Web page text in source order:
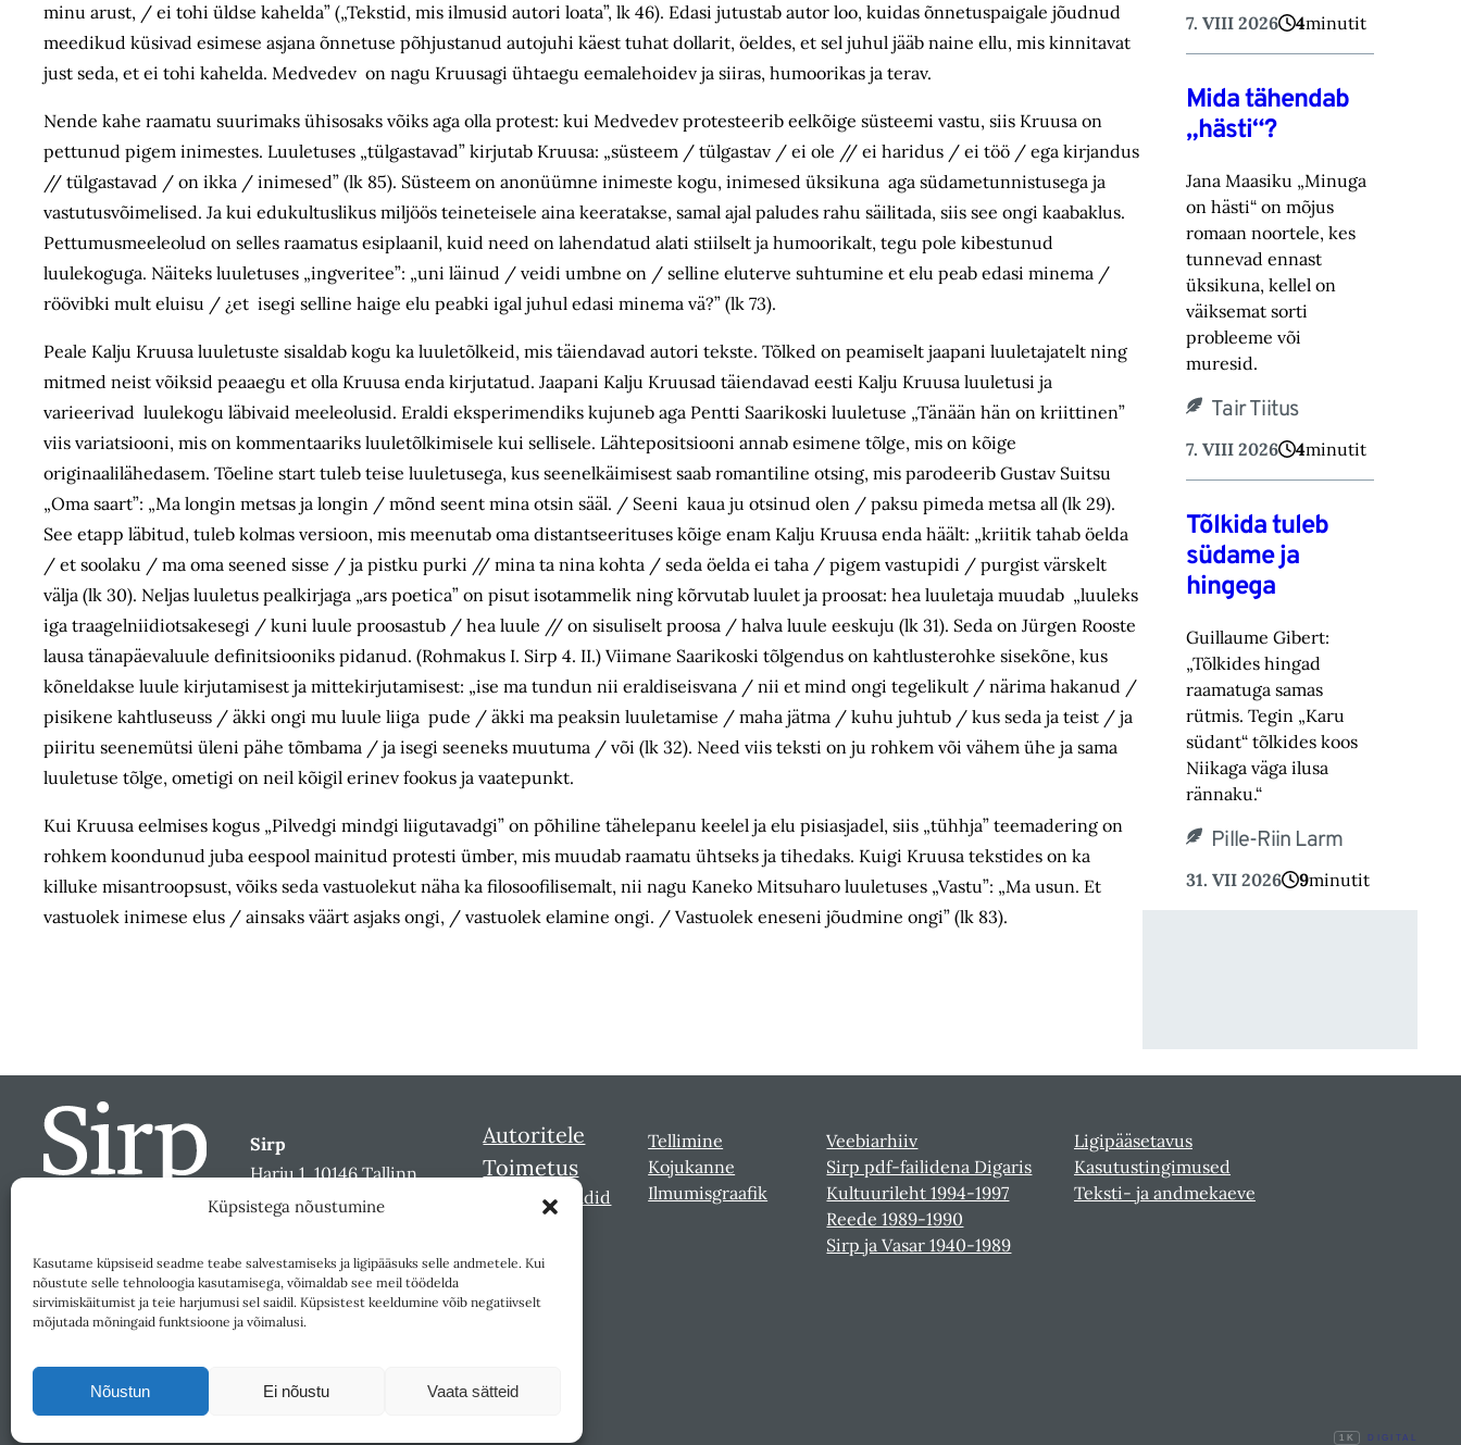
Küpsistega nõustumine
Kasutame küpsiseid seadme teabe salvestamiseks ja ligipääsuks selle andmetele. Kui
nõustute selle tehnoloogia kasutamisega, võimaldab see meil töödelda
sirvimiskäitumist ja teie harjumusi sel saidil. Küpsistest keeldumine võib negatiivselt
mõjutada mõningaid funktsioone ja võimalusi.
Nõustun Ei nõustu Vaata sätteid
minu arust, / ei tohi üldse kahelda” („Tekstid, mis ilmusid autori loata”, lk 46). Edasi jutustab autor loo, kuidas õnnetuspaigale jõudnud
meedikud küsivad esimese asjana õnnetuse põhjustanud autojuhi käest tuhat dollarit, öeldes, et sel juhul jääb naine ellu, mis kinnitavat
just seda, et ei tohi kahelda. Medvedev on nagu Kruusagi ühtaegu eemalehoidev ja siiras, humoorikas ja terav.
Nende kahe raamatu suurimaks ühisosaks võiks aga olla protest: kui Medvedev protesteerib eelkõige süsteemi vastu, siis Kruusa on
pettunud pigem inimestes. Luuletuses „tülgastavad” kirjutab Kruusa: „süsteem / tülgastav / ei ole // ei haridus / ei töö / ega kirjandus
// tülgastavad / on ikka / inimesed” (lk 85). Süsteem on anonüümne inimeste kogu, inimesed üksikuna aga südametunnistusega ja
vastutusvõimelised. Ja kui edukultuslikus miljöös teineteisele aina keeratakse, samal ajal paludes rahu säilitada, siis see ongi kaabaklus.
Pettumusmeeleolud on selles raamatus esiplaanil, kuid need on lahendatud alati stiilselt ja humoorikalt, tegu pole kibestunud
luulekoguga. Näiteks luuletuses „ingveritee”: „uni läinud / veidi umbne on / selline eluterve suhtumine et elu peab edasi minema /
röövibki mult eluisu / ¿et isegi selline haige elu peabki igal juhul edasi minema vä?” (lk 73).
Peale Kalju Kruusa luuletuste sisaldab kogu ka luuletõlkeid, mis täiendavad autori tekste. Tõlked on peamiselt jaapani luuletajatelt ning
mitmed neist võiksid peaaegu et olla Kruusa enda kirjutatud. Jaapani Kalju Kruusad täiendavad eesti Kalju Kruusa luuletusi ja
varieerivad luulekogu läbivaid meeleolusid. Eraldi eksperimendiks kujuneb aga Pentti Saarikoski luuletuse „Tänään hän on kriittinen”
viis variatsiooni, mis on kommentaariks luuletõlkimisele kui sellisele. Lähtepositsiooni annab esimene tõlge, mis on kõige
originaalilähedasem. Tõeline start tuleb teise luuletusega, kus seenelkäimisest saab romantiline otsing, mis parodeerib Gustav Suitsu
„Oma saart”: „Ma longin metsas ja longin / mõnd seent mina otsin sääl. / Seeni kaua ju otsinud olen / paksu pimeda metsa all (lk 29).
See etapp läbitud, tuleb kolmas versioon, mis meenutab oma distantseerituses kõige enam Kalju Kruusa enda häält: „kriitik tahab öelda
/ et soolaku / ma oma seened sisse / ja pistku purki // mina ta nina kohta / seda öelda ei taha / pigem vastupidi / purgist värskelt
välja (lk 30). Neljas luuletus pealkirjaga „ars poetica” on pisut isotammelik ning kõrvutab luulet ja proosat: hea luuletaja muudab „luuleks
iga traagelniidiotsakesegi / kuni luule proosastub / hea luule // on sisuliselt proosa / halva luule eeskuju (lk 31). Seda on Jürgen Rooste
lausa tänapäevaluule definitsiooniks pidanud. (Rohmakus I. Sirp 4. II.) Viimane Saarikoski tõlgendus on kahtlusterohke sisekõne, kus
kõneldakse luule kirjutamisest ja mittekirjutamisest: „ise ma tundun nii eraldiseisvana / nii et mind ongi tegelikult / närima hakanud /
pisikene kahtluseuss / äkki ongi mu luule liiga pude / äkki ma peaksin luuletamise / maha jätma / kuhu juhtub / kus seda ja teist / ja
piiritu seenemütsi üleni pähe tõmbama / ja isegi seeneks muutuma / või (lk 32). Need viis teksti on ju rohkem või vähem ühe ja sama
luuletuse tõlge, ometigi on neil kõigil erinev fookus ja vaatepunkt.
Kui Kruusa eelmises kogus „Pilvedgi mindgi liigutavadgi” on põhiline tähelepanu keelel ja elu pisiasjadel, siis „tühhja” teemadering on
rohkem koondunud juba eespool mainitud protesti ümber, mis muudab raamatu ühtseks ja tihedaks. Kuigi Kruusa tekstides on ka
killuke misantroopsust, võiks seda vastuolekut näha ka filosoofilisemalt, nii nagu Kaneko Mitsuharo luuletuses „Vastu”: „Ma usun. Et
vastuolek inimese elus / ainsaks väärt asjaks ongi, / vastuolek elamine ongi. / Vastuolek eneseni jõudmine ongi” (lk 83).
7. VIII 2026 4minutit
Mida tähendab
„hästi“?
Jana Maasiku „Minuga
on hästi“ on mõjus
romaan noortele, kes
tunnevad ennast
üksikuna, ‎kellel on
väiksemat sorti
probleeme või
muresid.‎
Tair Tiitus
7. VIII 2026 4minutit
Tõlkida tuleb
südame ja
hingega
Guillaume Gibert:
„Tõlkides hingad
raamatuga samas
rütmis. Tegin „Karu
südant“ tõlkides koos
Niikaga väga ilusa
rännaku.“
Pille-Riin Larm
31. VII 2026 9minutit
Sirp
Harju 1, 10146 Tallinn
sirp@sirp.ee
Toeta
Autoritele
Toimetus
Sirbi laureaadid
Tellimine
Kojukanne
Ilmumisgraafik
Veebiarhiiv
Sirp pdf-failidena Digaris
Kultuurileht 1994-1997
Reede 1989-1990
Sirp ja Vasar 1940-1989
Ligipääsetavus
Kasutustingimused
Teksti- ja andmekaeve
Väljaandja SA Kultuurileht
1K DIGITAL